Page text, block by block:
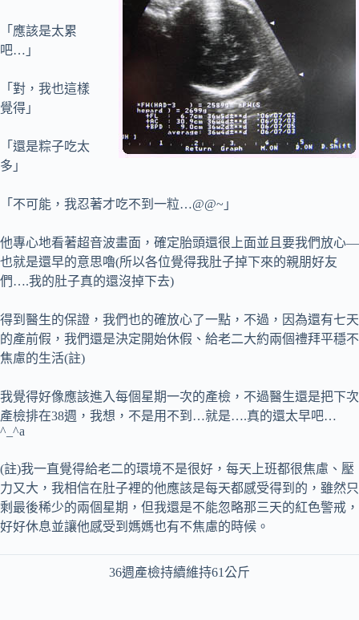
「應該是太累
吧…」
「對，我也這樣
覺得」
「還是粽子吃太
多」
「不可能，我忍著才吃不到一粒…@@~」
他專心地看著超音波畫面，確定胎頭還很上面並且要我們放心—
也就是還早的意思嚕(所以各位覺得我肚子掉下來的親朋好友
們….我的肚子真的還沒掉下去)
得到醫生的保證，我們也的確放心了一點，不過，因為還有七天
的產前假，我們還是決定開始休假、給老二大約兩個禮拜平穩不
焦慮的生活(註)
我覺得好像應該進入每個星期一次的產檢，不過醫生還是把下次
產檢排在38週，我想，不是用不到…就是….真的還太早吧…
^_^a
(註)我一直覺得給老二的環境不是很好，每天上班都很焦慮、壓
力又大，我相信在肚子裡的他應該是每天都感受得到的，雖然只
剩最後稀少的兩個星期，但我還是不能忽略那三天的紅色警戒，
好好休息並讓他感受到媽媽也有不焦慮的時候。
36週產檢持續維持61公斤